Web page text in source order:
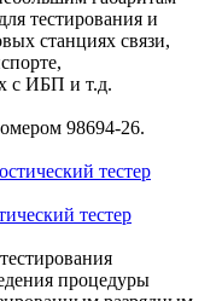
тестирования и
станциях связи,
с ИБП и т.д.
98694-26.
тестер
процедуры